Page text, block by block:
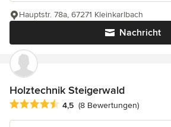
Nachricht
Hauptstr. 78a, 67271 Kleinkarlbach
Holztechnik Steigerwald
Durchschnittliche Bewertung: 4.5 von 5
4,5 (8 Bewertungen)